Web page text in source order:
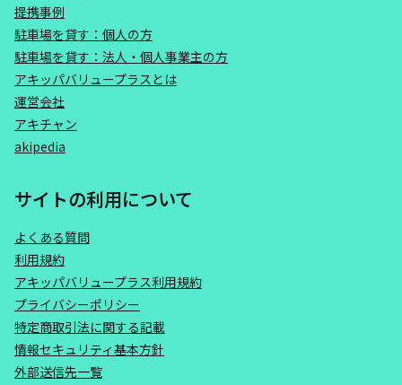
提携事例
駐車場を貸す：個人の方
駐車場を貸す：法人・個人事業主の方
アキッパバリュープラスとは
運営会社
アキチャン
akipedia
サイトの利用について
よくある質問
利用規約
アキッパバリュープラス利用規約
プライバシーポリシー
特定商取引法に関する記載
情報セキュリティ基本方針
外部送信先一覧